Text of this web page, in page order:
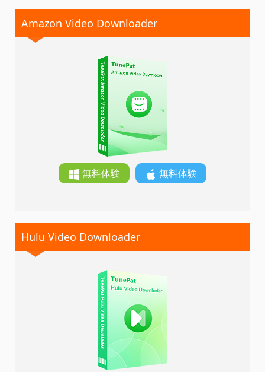
Amazon Video Downloader
無料体験 無料体験
Hulu Video Downloader